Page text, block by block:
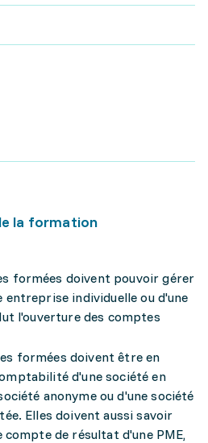
la formation
formées doivent pouvoir gérer
individuelle ou d'une
l'ouverture des comptes
formées doivent être en
d'une société en
anonyme ou d'une société
Elles doivent aussi savoir
compte de résultat d'une PME,